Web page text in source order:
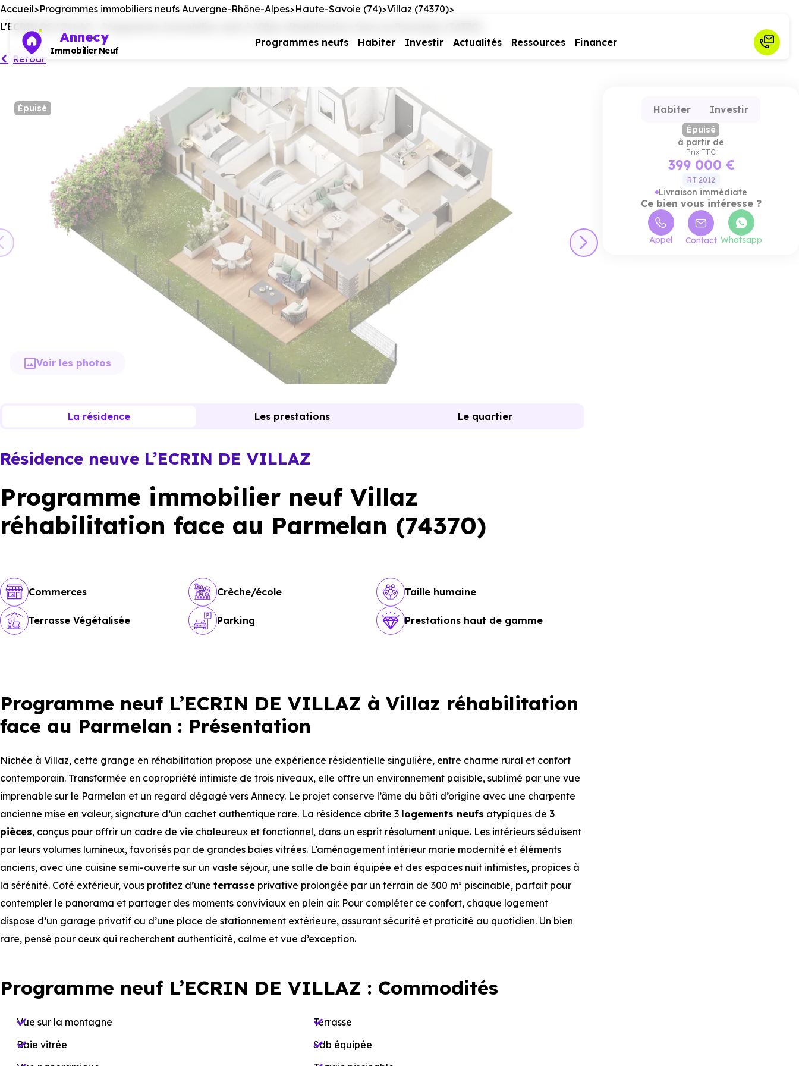
Annecy
Immobilier Neuf
Programmes neufs Habiter Investir Actualités Ressources Financer
Accueil Programmes immobiliers neufs Auvergne-Rhône-Alpes Haute-Savoie (74) Villaz (74370)
L’ECRIN DE VILLAZ - Programme immobilier neuf à Villaz réhabilitation face au Parmelan (74370)
Retour
Épuisé
Voir les photos
Résidence neuve L’ECRIN DE VILLAZ
Programme immobilier neuf Villaz
réhabilitation face au Parmelan (74370)
Commerces Crèche/école Taille humaine
Terrasse Végétalisée Parking Prestations haut de gamme
Habiter Investir
Épuisé
à partir de
Prix TTC
399 000 €
RT 2012
Livraison immédiate
Ce bien vous intéresse ?
Appel Contact Whatsapp
La résidence Les prestations Le quartier
Programme neuf L’ECRIN DE VILLAZ à Villaz réhabilitation
face au Parmelan : Présentation
Nichée à Villaz, cette grange en réhabilitation propose une expérience résidentielle singulière, entre charme rural et confort
contemporain. Transformée en copropriété intimiste de trois niveaux, elle offre un environnement paisible, sublimé par une vue
imprenable sur le Parmelan et un regard dégagé vers Annecy. Le projet conserve l’âme du bâti d’origine avec une charpente
ancienne mise en valeur, signature d’un cachet authentique rare. La résidence abrite 3 logements neufs atypiques de 3
pièces, conçus pour offrir un cadre de vie chaleureux et fonctionnel, dans un esprit résolument unique. Les intérieurs séduisent
par leurs volumes lumineux, favorisés par de grandes baies vitrées. L’aménagement intérieur marie modernité et éléments
anciens, avec une cuisine semi-ouverte sur un vaste séjour, une salle de bain équipée et des espaces nuit intimistes, propices à
la sérénité. Côté extérieur, vous profitez d’une terrasse privative prolongée par un terrain de 300 m² piscinable, parfait pour
contempler le panorama et partager des moments conviviaux en plein air. Pour compléter ce confort, chaque logement
dispose d’un garage privatif ou d’une place de stationnement extérieure, assurant sécurité et praticité au quotidien. Un bien
rare, pensé pour ceux qui recherchent authenticité, calme et vue d’exception.
Programme neuf L’ECRIN DE VILLAZ : Commodités
Vue sur la montagne
Baie vitrée
Terrasse
Sdb équipée